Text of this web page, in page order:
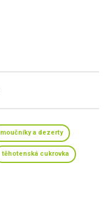
moučníky a dezerty
těhotenská cukrovka